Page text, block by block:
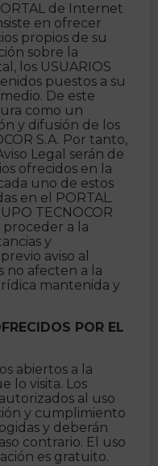
de Internet
en ofrecer
propios de su
sobre la
los USUARIOS
puestos a su
De este
como un
y difusión de los
S.A. Por tanto,
Legal serán de
ofrecidos en la
uno de estos
en el PORTAL.
TECNOCOR
proceder a la
y
aviso al
no afecten a la
mantenida y
POR EL
abiertos a la
lo visita. Los
al uso
y cumplimiento
y deberán
contrario. El uso
es gratuito.